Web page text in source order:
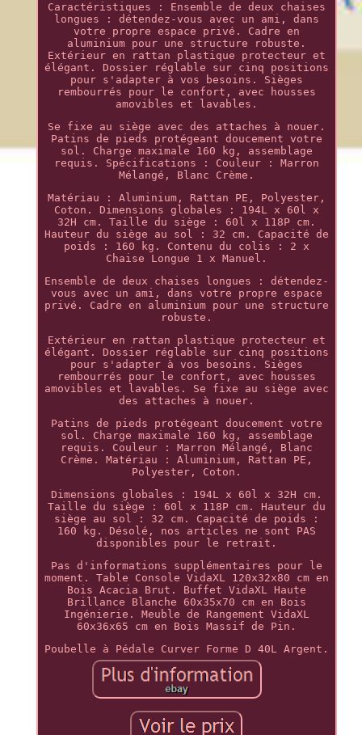
Caractéristiques : Ensemble de deux chaises
longues : détendez-vous avec un ami, dans
votre propre espace privé. Cadre en
aluminium pour une structure robuste.
Extérieur en rattan plastique protecteur et
élégant. Dossier réglable sur cinq positions
pour s'adapter à vos besoins. Sièges
rembourrés pour le confort, avec housses
amovibles et lavables.
Se fixe au siège avec des attaches à nouer.
Patins de pieds protégeant doucement votre
sol. Charge maximale 160 kg, assemblage
requis. Spécifications : Couleur : Marron
Mélangé, Blanc Crème.
Matériau : Aluminium, Rattan PE, Polyester,
Coton. Dimensions globales : 194L x 60l x
32H cm. Taille du siège : 60l x 118P cm.
Hauteur du siège au sol : 32 cm. Capacité de
poids : 160 kg. Contenu du colis : 2 x
Chaise Longue 1 x Manuel.
Ensemble de deux chaises longues : détendez-
vous avec un ami, dans votre propre espace
privé. Cadre en aluminium pour une structure
robuste.
Extérieur en rattan plastique protecteur et
élégant. Dossier réglable sur cinq positions
pour s'adapter à vos besoins. Sièges
rembourrés pour le confort, avec housses
amovibles et lavables. Se fixe au siège avec
des attaches à nouer.
Patins de pieds protégeant doucement votre
sol. Charge maximale 160 kg, assemblage
requis. Couleur : Marron Mélangé, Blanc
Crème. Matériau : Aluminium, Rattan PE,
Polyester, Coton.
Dimensions globales : 194L x 60l x 32H cm.
Taille du siège : 60l x 118P cm. Hauteur du
siège au sol : 32 cm. Capacité de poids :
160 kg. Désolé, nos articles ne sont PAS
disponibles pour le retrait.
Pas d'informations supplémentaires pour le
moment. Table Console VidaXL 120x32x80 cm en
Bois Acacia Brut. Buffet VidaXL Haute
Brillance Blanche 60x35x70 cm en Bois
Ingénierie. Meuble de Rangement VidaXL
60x36x65 cm en Bois Massif de Pin.
Poubelle à Pédale Curver Forme D 40L Argent.